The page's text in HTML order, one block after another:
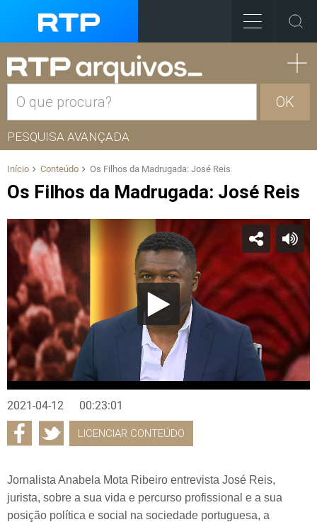
OK
PESQUISA AVANÇADA
Início Conteúdo Os Filhos da Madrugada: José Reis
Os Filhos da Madrugada: José Reis
2021-04-12 00:23:01
LICENCIAR CONTEÚDO
Jornalista Anabela Mota Ribeiro entrevista José Reis,
jurista, sobre a sua vida e percurso profissional e a sua
posição política e social na sociedade portuguesa, a